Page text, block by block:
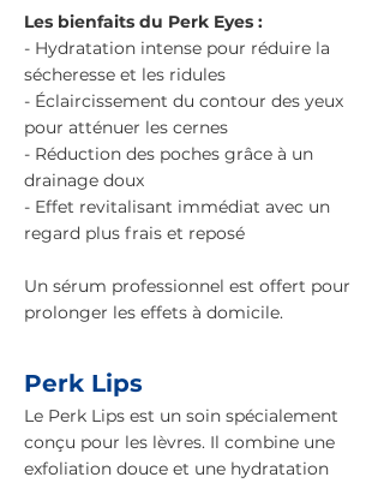
Les bienfaits du Perk Eyes :
- Hydratation intense pour réduire la
sécheresse et les ridules
- Éclaircissement du contour des yeux
pour atténuer les cernes
- Réduction des poches grâce à un
drainage doux
- Effet revitalisant immédiat avec un
regard plus frais et reposé
Un sérum professionnel est offert pour
prolonger les effets à domicile.
Perk Lips
Le Perk Lips est un soin spécialement
conçu pour les lèvres. Il combine une
exfoliation douce et une hydratation